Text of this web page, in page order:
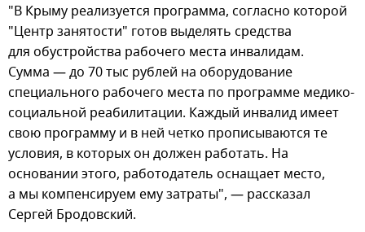
"В Крыму реализуется программа, согласно которой
"Центр занятости" готов выделять средства
для обустройства рабочего места инвалидам.
Сумма — до 70 тыс рублей на оборудование
специального рабочего места по программе медико-
социальной реабилитации. Каждый инвалид имеет
свою программу и в ней четко прописываются те
условия, в которых он должен работать. На
основании этого, работодатель оснащает место,
а мы компенсируем ему затраты", — рассказал
Сергей Бродовский.